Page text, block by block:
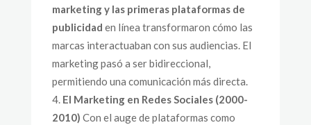
marketing y las primeras plataformas de
publicidad en línea transformaron cómo las
marcas interactuaban con sus audiencias. El
marketing pasó a ser bidireccional,
permitiendo una comunicación más directa.
El Marketing en Redes Sociales (2000-
2010) Con el auge de plataformas como